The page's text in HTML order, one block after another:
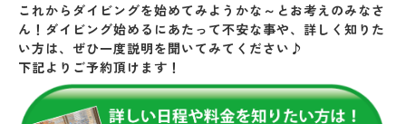
これからダイビングを始めてみようかな～とお考えのみなさ
ん！ダイビング始めるにあたって不安な事や、詳しく知りた
い方は、ぜひ一度説明を聞いてみてください♪
下記よりご予約頂けます！